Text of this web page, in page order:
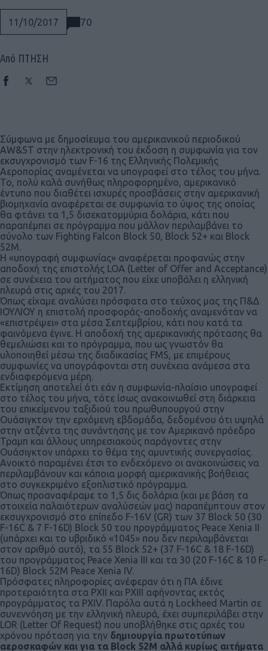
Social
11/10/2017 70
Από ΠΤΗΣΗ
Σύμφωνα με δημοσίευμα του αμερικανικού περιοδικού
AW&ST στην ηλεκτρονική του έκδοση η συμφωνία για τον
εκσυγχρονισμό των F-16 της Ελληνικής Πολεμικής
Αεροπορίας αναμένεται να υπογραφεί στο τέλος του μήνα.
Το, πολύ καλά συνήθως πληροφορημένο, αμερικανικό
έντυπο που διαθέτει ισχυρές προσβάσεις στην αμερικανική
βιομηχανία αναφέρεται σε συμφωνία το ύψος της οποίας
θα φτάνει τα 1,5 δισεκατομμύρια δολάρια, κάτι που
παραπέμπει σε πρόγραμμα που μάλλον περιλαμβάνει το
σύνολο των Fighting Falcon Block 50, Block 52+ και Block
52M.
Η «υπογραφή συμφωνίας» αναφέρεται προφανώς στην
αποδοχή της επιστολής LOA (Letter of Offer and Acceptance)
σε συνέχεια του αιτήματος που είχε υποβάλει η ελληνική
πλευρά στις αρχές του 2017.
Όπως είχαμε αναλύσει πρόσφατα στο τεύχος μας της Π&Δ
ΙΟΥΛΙΟΥ η επιστολή προσφοράς-αποδοχής αναμενόταν να
«επιστρέψει» στα μέσα Σεπτεμβρίου, κάτι που κατά τα
φαινόμενα έγινε. Η αποδοχή της αμερικανικής πρότασης θα
θεμελιώσει και το πρόγραμμα, που ως γνωστόν θα
υλοποιηθεί μέσω της διαδικασίας FMS, με επιμέρους
συμφωνίες να υπογράφονται στη συνέχεια ανάμεσα στα
ενδιαφερόμενα μέρη.
Εκτίμηση αποτελεί ότι εάν η συμφωνία-πλαίσιο υπογραφεί
στο τέλος του μήνα, τότε ίσως ανακοινωθεί στη διάρκεια
του επικείμενου ταξιδιού του πρωθυπουργού στην
Ουάσιγκτον την ερχόμενη εβδομάδα, δεδομένου ότι υψηλά
στην ατζέντα της συνάντησης με τον Αμερικανό πρόεδρο
Τραμπ και άλλους υπηρεσιακούς παράγοντες στην
Ουάσιγκτον υπάρχει το θέμα της αμυντικής συνεργασίας.
Ανοικτό παραμένει έτσι το ενδεχόμενο οι ανακοινώσεις να
περιλαμβάνουν και κάποια μορφή αμερικανικής βοήθειας
στο συγκεκριμένο εξοπλιστικό πρόγραμμα.
Όπως προαναφέραμε το 1,5 δις δολάρια (και με βάση τα
στοιχεία παλαιότερων αναλύσεών μας) παραπέμπτουν στον
εκσυγχρονισμό στο επίπεδο F-16V (GR) των 37 Block 50 (30
F-16C & 7 F-16D) Block 50 του προγράμματος Peace Xenia II
(υπάρχει και το υβριδικό «1045» που δεν περιλαμβάνεται
στον αριθμό αυτό), τα 55 Block 52+ (37 F-16C & 18 F-16D)
του προγράμματος Peace Xenia IIΙ και τα 30 (20 F-16C & 10 F-
16D) Block 52M Peace Xenia IV.
Πρόσφατες πληροφορίες ανέφεραν ότι η ΠΑ έδινε
προτεραιότητα στα PXII και PXIII αφήνοντας εκτός
προγράμματος τα PXIV. Παρόλα αυτά η Lockheed Martin σε
συνεννόηση με την ελληνική πλευρά, έχει συμπεριλάβει στην
LOR (Letter Of Request) που υποβλήθηκε στις αρχές του
χρόνου πρόταση για την δημιουργία πρωτοτύπων
αεροσκαφών και για τα Block 52M αλλά κυρίως αιτήματα